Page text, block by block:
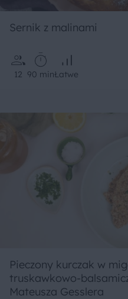
Sernik z malinami
12 90 minŁatwe
Pieczony kurczak w
truskawkowo-
Mateusza Gesslera